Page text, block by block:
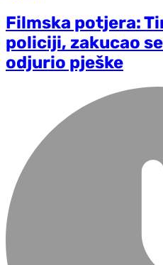
Filmska potjera:
policiji, zakucao
odjurio pješke